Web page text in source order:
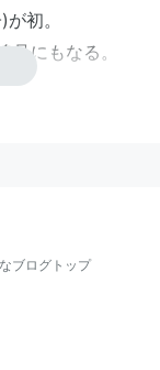
)が初。
にもなる。
庶民にも付け
ブログトップ